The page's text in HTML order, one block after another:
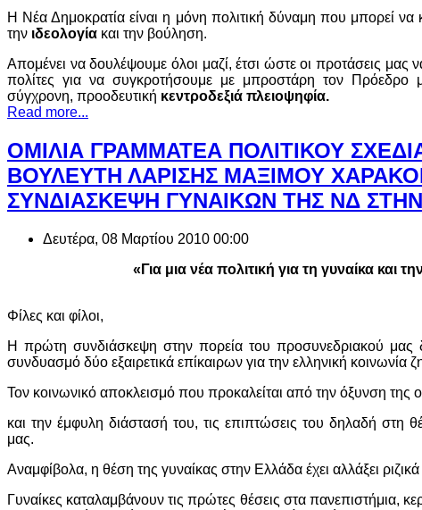
Η Νέα Δημοκρατία είναι η μόνη πολιτική δύναμη που μπορεί να
την ιδεολογία και την βούληση.
Απομένει να δουλέψουμε όλοι μαζί, έτσι ώστε οι προτάσεις μας
πολίτες για να συγκροτήσουμε με μπροστάρη τον
σύγχρονη, προοδευτική κεντροδεξιά πλειοψηφία.
Read more...
ΟΜΙΛΙΑ ΓΡΑΜΜΑΤΕΑ ΠΟΛΙΤΙΚΟΥ
ΒΟΥΛΕΥΤΗ ΛΑΡΙΣΗΣ ΜΑΞΙΜΟΥ
ΣΥΝΔΙΑΣΚΕΨΗ ΓΥΝΑΙΚΩΝ ΤΗΣ ΝΔ
Δευτέρα, 08 Μαρτίου 2010 00:00
«Για μια νέα πολιτική για τη γυναίκα και
Φίλες και φίλοι,
Η πρώτη συνδιάσκεψη στην πορεία του προσυνεδριακού μας
συνδυασμό δύο εξαιρετικά επίκαιρων για την ελληνική κοινωνία
Τον κοινωνικό αποκλεισμό που προκαλείται από την όξυνση της
και την έμφυλη διάστασή του, τις επιπτώσεις του δηλαδή στη
μας.
Αναμφίβολα, η θέση της γυναίκας στην Ελλάδα έχει αλλάξει ριζικά
Γυναίκες καταλαμβάνουν τις πρώτες θέσεις στα πανεπιστήμια,